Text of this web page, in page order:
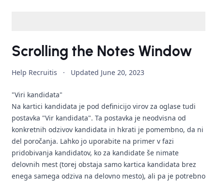
Scrolling the Notes Window
Help Recruitis · Updated June 20, 2023
"Viri kandidata"
Na kartici kandidata je pod definicijo virov za oglase tudi
postavka "Vir kandidata". Ta postavka je neodvisna od
konkretnih odzivov kandidata in hkrati je pomembno, da ni
del poročanja. Lahko jo uporabite na primer v fazi
pridobivanja kandidatov, ko za kandidate še nimate
delovnih mest (torej obstaja samo kartica kandidata brez
enega samega odziva na delovno mesto), ali pa je potrebno